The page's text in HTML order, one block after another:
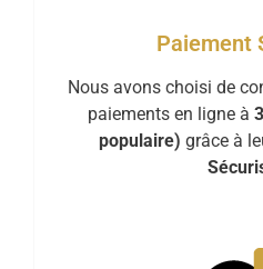
Paiement
Nous avons choisi de
paiements en ligne à
populaire) grâce à